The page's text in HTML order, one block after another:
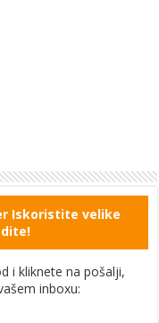
Iskoristite velike
i kliknete na pošalji,
inboxu: